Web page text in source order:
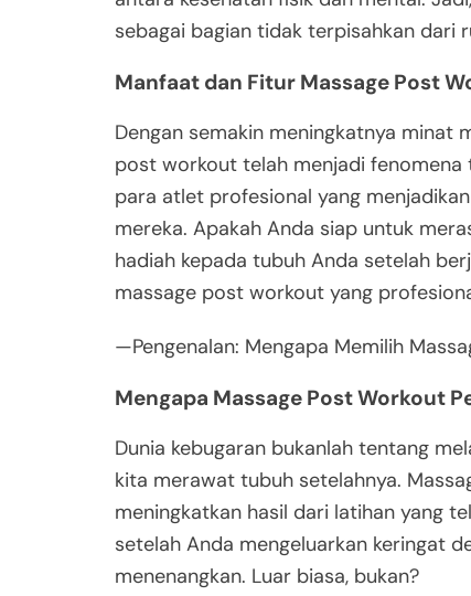
sebagai bagian tidak terpisahkan dari
Manfaat dan Fitur Massage Post
Dengan semakin meningkatnya minat
post workout telah menjadi fenomena
para atlet profesional yang
mereka. Apakah Anda siap untuk
hadiah kepada tubuh Anda setelah
massage post workout yang
—Pengenalan: Mengapa Memilih
Mengapa Massage Post Workout
Dunia kebugaran bukanlah tentang
kita merawat tubuh setelahnya.
meningkatkan hasil dari latihan yang
setelah Anda mengeluarkan keringat
menenangkan. Luar biasa, bukan?